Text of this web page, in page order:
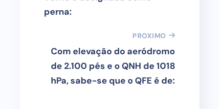
perna:
PROXIMO
Com elevação do aeródromo
de 2.100 pés e o QNH de 1018
hPa, sabe-se que o QFE é de: